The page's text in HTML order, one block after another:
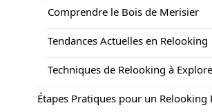
Comprendre le Bois de Merisier
Tendances Actuelles en Relooking
Techniques de Relooking à
Étapes Pratiques pour un Relooking